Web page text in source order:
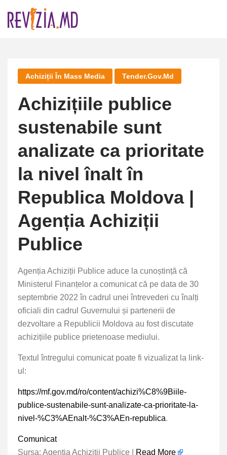
Achiziții În Mass Media Tender.gov.md
Achizițiile publice
sustenabile sunt
analizate ca prioritate
la nivel înalt în
Republica Moldova |
Agenția Achiziții
Publice
Agenția Achiziții Publice aduce la cunoștință că
Ministerul Finanțelor a comunicat că pe data de 30
septembrie 2022 în cadrul unei întrevederi cu înalți
oficiali din cadrul Guvernului și partenerii de
dezvoltare a Republicii Moldova au fost discutate
achizițiile publice prietenoase mediului.
Textul întregului comunicat poate fi vizualizat la link-
ul:
https://mf.gov.md/ro/content/achizi%C8%9Biile-
publice-sustenabile-sunt-analizate-ca-prioritate-la-
nivel-%C3%AEnalt-%C3%AEn-republica.
Comunicat
Sursa: Agenția Achiziții Publice |
Read More